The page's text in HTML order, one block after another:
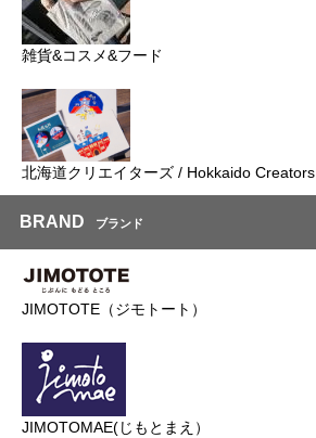
雑貨&コスメ&フード
北海道クリエイターズ / Hokkaido Creators
BRAND ブランド
JIMOTOTE（ジモトート）
JIMOTOMAE(じもとまえ）